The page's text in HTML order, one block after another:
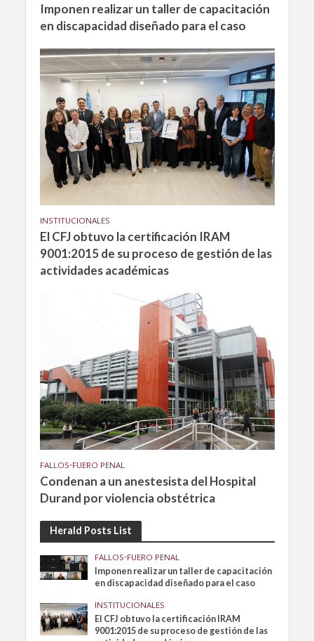
Imponen realizar un taller de capacitación
en discapacidad diseñado para el caso
INSTITUCIONALES
El CFJ obtuvo la certificación IRAM
9001:2015 de su proceso de gestión de las
actividades académicas
FALLOS•FUERO PENAL
Condenan a un anestesista del Hospital
Durand por violencia obstétrica
Herald Posts List
FALLOS•FUERO PENAL
Imponen realizar un taller de capacitación
en discapacidad diseñado para el caso
INSTITUCIONALES
El CFJ obtuvo la certificación IRAM
9001:2015 de su proceso de gestión de las